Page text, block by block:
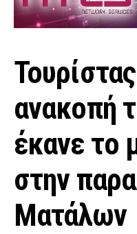
ανακοπή
έκανε το
στην
Ματάλων